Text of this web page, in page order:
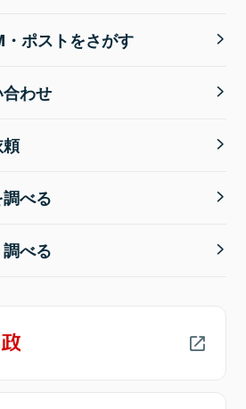
ポストをさがす
わせ
べる
べる